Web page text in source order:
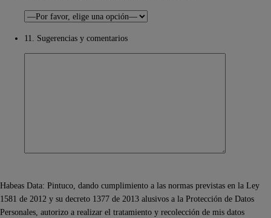
11. Sugerencias y comentarios
Habeas Data: Pintuco, dando cumplimiento a las normas previstas en la Ley
1581 de 2012 y su decreto 1377 de 2013 alusivos a la Protección de Datos
Personales, autorizo a realizar el tratamiento y recolección de mis datos